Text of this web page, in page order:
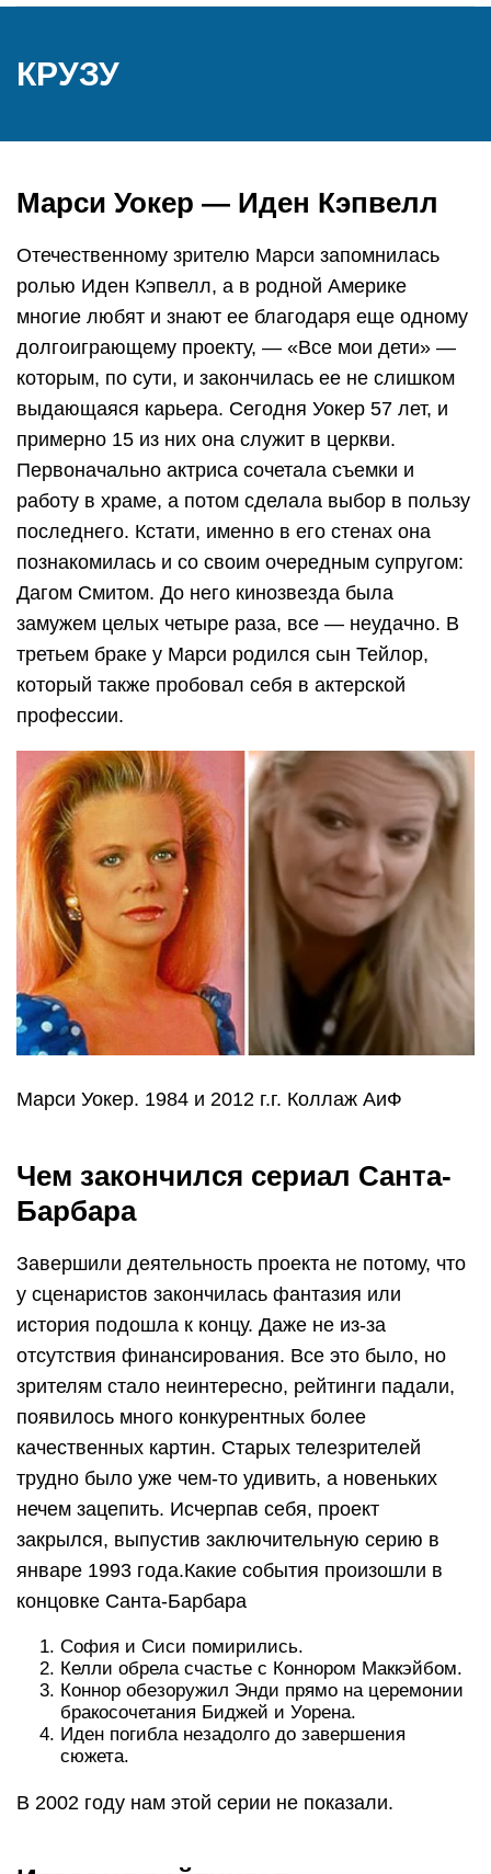
КРУЗУ
Марси Уокер — Иден Кэпвелл
Отечественному зрителю Марси запомнилась
ролью Иден Кэпвелл, а в родной Америке
многие любят и знают ее благодаря еще одному
долгоиграющему проекту, — «Все мои дети» —
которым, по сути, и закончилась ее не слишком
выдающаяся карьера. Сегодня Уокер 57 лет, и
примерно 15 из них она служит в церкви.
Первоначально актриса сочетала съемки и
работу в храме, а потом сделала выбор в пользу
последнего. Кстати, именно в его стенах она
познакомилась и со своим очередным супругом:
Дагом Смитом. До него кинозвезда была
замужем целых четыре раза, все — неудачно. В
третьем браке у Марси родился сын Тейлор,
который также пробовал себя в актерской
профессии.
Марси Уокер. 1984 и 2012 г.г. Коллаж АиФ
Чем закончился сериал Санта-
Барбара
Завершили деятельность проекта не потому, что
у сценаристов закончилась фантазия или
история подошла к концу. Даже не из-за
отсутствия финансирования. Все это было, но
зрителям стало неинтересно, рейтинги падали,
появилось много конкурентных более
качественных картин. Старых телезрителей
трудно было уже чем-то удивить, а новеньких
нечем зацепить. Исчерпав себя, проект
закрылся, выпустив заключительную серию в
январе 1993 года.Какие события произошли в
концовке Санта-Барбара
София и Сиси помирились.
Келли обрела счастье с Коннором Маккэйбом.
Коннор обезоружил Энди прямо на церемонии
бракосочетания Биджей и Уорена.
Иден погибла незадолго до завершения
сюжета.
В 2002 году нам этой серии не показали.